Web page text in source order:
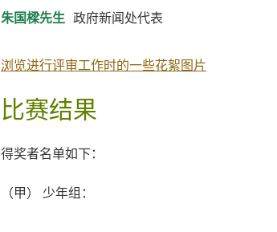
朱国樑先生 政府新闻处代表
浏览进行评审工作时的一些花絮图片
比赛结果
得奖者名单如下：
（甲） 少年组：